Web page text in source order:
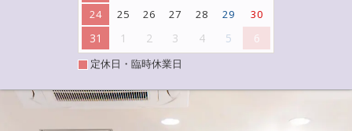
24
25 26 27 28 29 30
31 1 2 3 4 5 6
定休日・臨時休業日